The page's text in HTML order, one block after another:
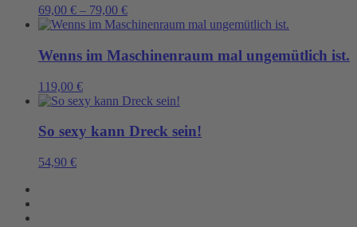
69,00 € – 79,00 €
Wenns im Maschinenraum mal ungemütlich ist.
119,00 €
So sexy kann Dreck sein!
54,90 €